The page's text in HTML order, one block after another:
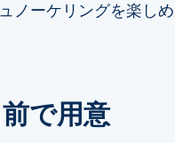
ノーケリングを楽しめ
で用意